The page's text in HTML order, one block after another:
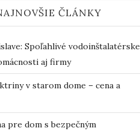
ČLÁNKY
Spoľahlivé vodoinštalatérske
aj firmy
v starom dome – cena a
pre dom s bezpečným